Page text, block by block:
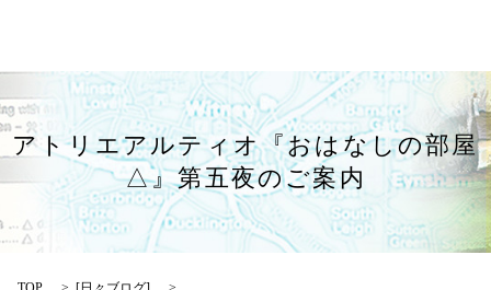
アトリエアルティオ『おはなしの部屋
△』第五夜のご案内